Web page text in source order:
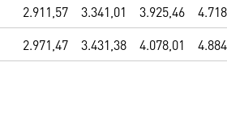
2.911,57 3.341,01 3.925,46
2.971,47 3.431,38 4.078,01